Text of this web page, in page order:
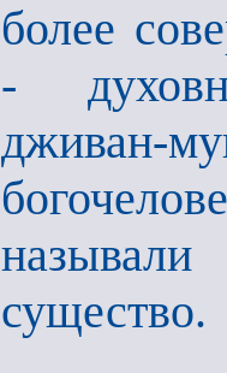
более
-
дживан-
существо.